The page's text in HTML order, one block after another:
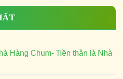
Hàng Chum- Tiền thân là Nhà